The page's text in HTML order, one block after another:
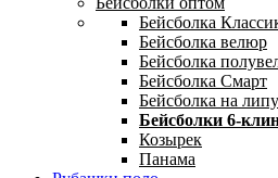
Бейсболка
Бейсболка велюр
Бейсболка
Бейсболка Смарт
Бейсболка на
Бейсболки 6-
Козырек
Панама